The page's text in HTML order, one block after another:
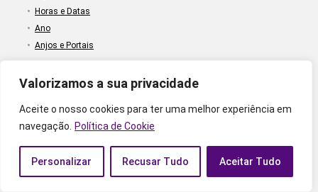
Valorizamos a sua privacidade
Aceite o nosso cookies para ter uma melhor experiência em
navegação.
Política de Cookie
Personalizar Recusar Tudo Aceitar Tudo
Horas e Datas
Ano
Anjos e Portais
Sobre Astros Zen
Quem Somos
Contato